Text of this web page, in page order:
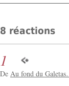
8 réactions
1
De Au fond du